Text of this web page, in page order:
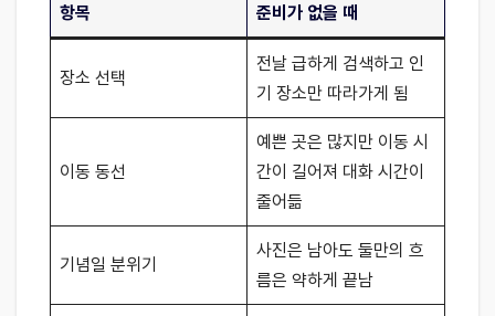
항목 준비가 없을 때
장소 선택
전날 급하게 검색하고 인
기 장소만 따라가게 됨
이동 동선
예쁜 곳은 많지만 이동 시
간이 길어져 대화 시간이
줄어듦
기념일 분위기
사진은 남아도 둘만의 흐
름은 약하게 끝남